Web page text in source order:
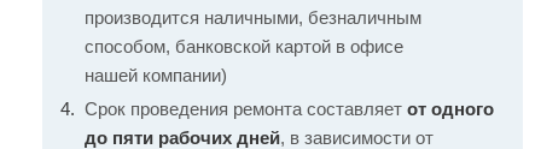
производится наличными, безналичным
способом, банковской картой в офисе
нашей компании)
Срок проведения ремонта составляет от одного
до пяти рабочих дней, в зависимости от